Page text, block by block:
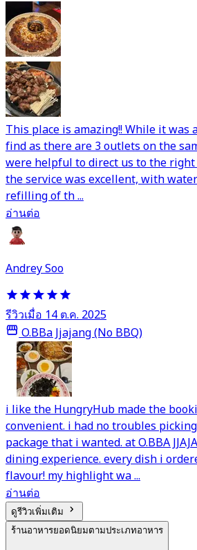
This place is amazing!! While it
find as there are 3 outlets on the
were helpful to direct us to the
the service was excellent, with
refilling of th ...
อ่านต่อ
Andrey Soo
รีวิวเมื่อ 14 ต.ค. 2025
O.BBa Jjajang (No BBQ)
i like the HungryHub made the
convenient. i had no troubles
package that i wanted. at O.BBA
dining experience. every dish i
flavour! my highlight wa ...
อ่านต่อ
ดูรีวิวเพิ่มเติม
ร้านอาหารยอดนิยมตามประเภทอาหาร